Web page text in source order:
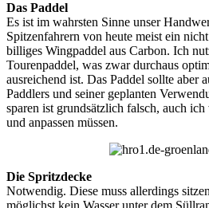
Das Paddel
Es ist im wahrsten Sinne unser
Spitzenfahrern von heute meist ein
billiges Wingpaddel aus Carbon. Ich
Tourenpaddel, was zwar durchaus
ausreichend ist. Das Paddel sollte aber
Paddlers und seiner geplanten
sparen ist grundsätzlich falsch, auch
und anpassen müssen.
Die Spritzdecke
Notwendig. Diese muss allerdings